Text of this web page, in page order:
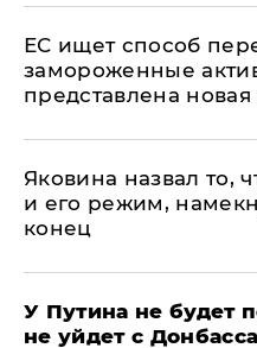
ЕС ищет способ
замороженные
представлена новая
Яковина назвал то,
и его режим,
конец
У Путина не будет
не уйдет с